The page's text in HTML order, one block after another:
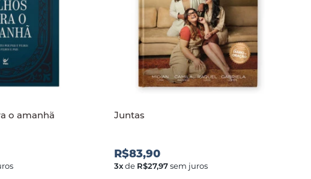
o amanh Juntas
R$83,90
3xde R$27,97sem juros